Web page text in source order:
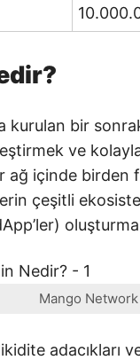
kurulan bir
ve
ağ içinde birden
çeşitli
Mango
adacıkları